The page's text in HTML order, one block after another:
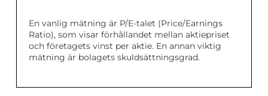
En vanlig mätning är P/E-talet (Price/Earnings
Ratio), som visar förhållandet mellan aktiepriset
och företagets vinst per aktie. En annan viktig
mätning är bolagets skuldsättningsgrad.